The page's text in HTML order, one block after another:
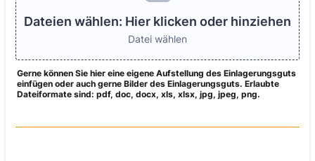
Dateien wählen: Hier klicken oder hinziehen
Datei wählen
Gerne können Sie hier eine eigene Aufstellung des Einlagerungsguts
einfügen oder auch gerne Bilder des Einlagerungsguts. Erlaubte
Dateiformate sind: pdf, doc, docx, xls, xlsx, jpg, jpeg, png.